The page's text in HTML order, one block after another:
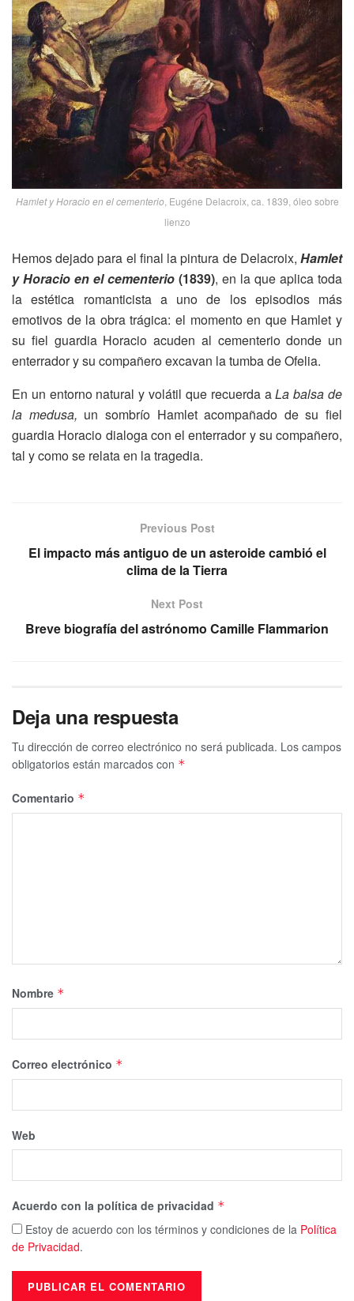
Hamlet y Horacio en el cementerio, Eugéne Delacroix, ca. 1839, óleo sobre
lienzo
Hemos dejado para el final la pintura de Delacroix, Hamlet
y Horacio en el cementerio (1839), en la que aplica toda
la estética romanticista a uno de los episodios más
emotivos de la obra trágica: el momento en que Hamlet y
su fiel guardia Horacio acuden al cementerio donde un
enterrador y su compañero excavan la tumba de Ofelia.
En un entorno natural y volátil que recuerda aLa balsa de
la medusa, un sombrío Hamlet acompañado de su fiel
guardia Horacio dialoga con el enterrador y su compañero,
tal y como se relata en la tragedia.
Previous Post
El impacto más antiguo de un asteroide cambió el
clima de la Tierra
Next Post
Breve biografía del astrónomo Camille Flammarion
Deja una respuesta
Tu dirección de correo electrónico no será publicada. Los campos
obligatorios están marcados con *
Comentario *
Nombre *
Correo electrónico *
Web
Acuerdo con la política de privacidad *
Estoy de acuerdo con los términos y condiciones de la Política
de Privacidad.